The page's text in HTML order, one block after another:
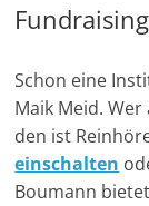
Schon eine
Maik Meid.
den ist
einschalten
Boumann